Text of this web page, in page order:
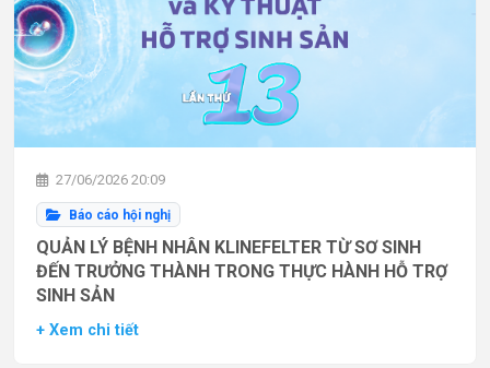
27/06/2026 20:09
Báo cáo hội nghị
QUẢN LÝ BỆNH NHÂN KLINEFELTER TỪ SƠ SINH
ĐẾN TRƯỞNG THÀNH TRONG THỰC HÀNH HỖ TRỢ
SINH SẢN
+ Xem chi tiết